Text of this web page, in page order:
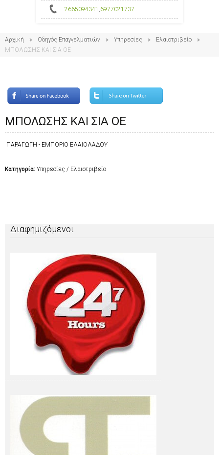
2665094341 ,6977021737
Αρχική Οδηγός Επαγγελματιών Υπηρεσίες
Ελαιοτριβείο
ΜΠΟΛΩΣΗΣ ΚΑΙ ΣΙΑ ΟΕ
ΜΠΟΛΩΣΗΣ ΚΑΙ ΣΙΑ ΟΕ
ΠΑΡΑΓΩΓΗ - ΕΜΠΟΡΙΟ ΕΛΑΙΟΛΑΔΟΥ
Κατηγορία: Υπηρεσίες / Ελαιοτριβείο
Διαφημιζόμενοι